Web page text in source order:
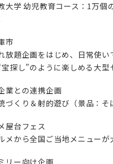
大学 幼児教育コース：1万個
市
放題企画をはじめ、日常使
宝探し”のように楽しめる大型
業との連携企画
づくり＆射的遊び（景品：そ
屋台フェス
メから全国ご当地メニューが